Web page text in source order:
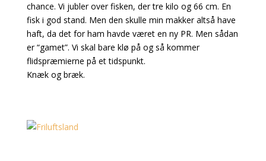
chance. Vi jubler over fisken, der tre kilo og 66 cm. En
fisk i god stand. Men den skulle min makker altså have
haft, da det for ham havde været en ny PR. Men sådan
er “gamet”. Vi skal bare klø på og så kommer
flidspræmierne på et tidspunkt.
Knæk og bræk.